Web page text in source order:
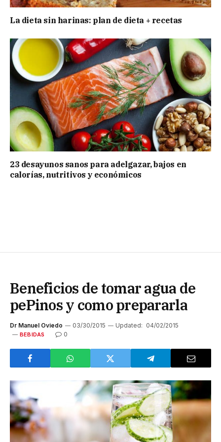
La dieta sin harinas: plan de dieta + recetas
23 desayunos sanos para adelgazar, bajos en
calorías, nutritivos y económicos
Beneficios de tomar agua de
pePinos y como prepararla
Dr Manuel Oviedo 03/30/2015 Updated: 04/02/2015
BEBIDAS 0